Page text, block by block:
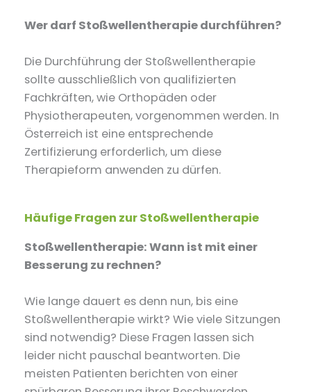
Wer darf Stoßwellentherapie durchführen?
Die Durchführung der Stoßwellentherapie
sollte ausschließlich von qualifizierten
Fachkräften, wie Orthopäden oder
Physiotherapeuten, vorgenommen werden. In
Österreich ist eine entsprechende
Zertifizierung erforderlich, um diese
Therapieform anwenden zu dürfen.
Häufige Fragen zur Stoßwellentherapie
Stoßwellentherapie: Wann ist mit einer
Besserung zu rechnen?
Wie lange dauert es denn nun, bis eine
Stoßwellentherapie wirkt? Wie viele Sitzungen
sind notwendig? Diese Fragen lassen sich
leider nicht pauschal beantworten. Die
meisten Patienten berichten von einer